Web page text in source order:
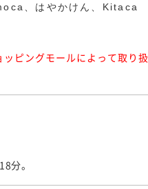
、はやかけん、Kitaca
ピングモールによって取り扱
分。